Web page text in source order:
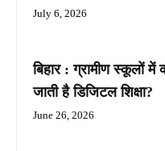
July 6, 2026
बिहार : ग्रामीण स्कूलों में
जाती है डिजिटल शिक्षा?
June 26, 2026